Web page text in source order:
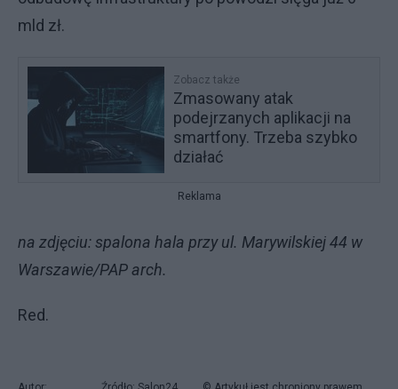
mld zł.
Zobacz także
Zmasowany atak
podejrzanych aplikacji na
smartfony. Trzeba szybko
działać
Reklama
na zdjęciu: spalona hala przy ul. Marywilskiej 44 w
Warszawie/PAP arch.
Red.